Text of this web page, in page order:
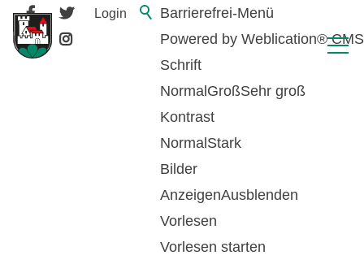
Barrierefrei-Menü
Powered by Weblication® CMS
Schrift
Normal GroßSehr groß
Kontrast
Normal Stark
Bilder
AnzeigenAusblenden
Vorlesen
Vorlesen starten
Login